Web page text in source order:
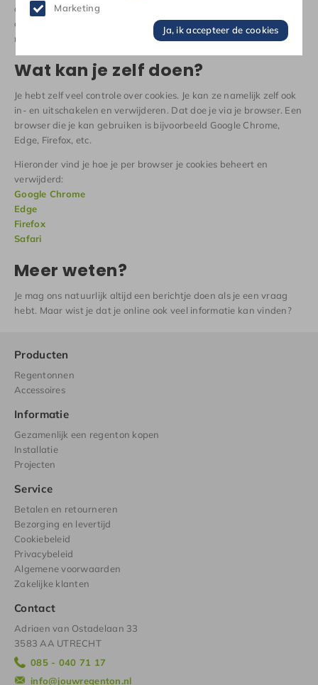
Marketing
Ja, ik accepteer de cookies
afkomstig van Facebook of Instagram. Zij plaatsen hiermee ook
cookies. Lees hiervoor de cookieverklaring van deze partijen voor
meer informatie.
Wat kan je zelf doen?
Je hebt zelf veel controle over cookies. Je kan ze namelijk zelf ook
in- en uitschakelen en verwijderen. Dat doe je via je browser. Een
browser die je kan gebruiken is bijvoorbeeld Google Chrome,
Edge, Firefox, etc.
Hieronder vind je hoe je per browser je cookies beheert en
verwijderd:
Google Chrome
Edge
Firefox
Safari
Meer weten?
Je mag ons natuurlijk altijd een berichtje doen als je een vraag
hebt. Maar wist je dat je online ook veel informatie kan vinden?
Producten
Regentonnen
Accessoires
Informatie
Gezamenlijk een regenton kopen
Installatie
Projecten
Service
Betalen en retourneren
Bezorging en levertijd
Cookiebeleid
Privacybeleid
Algemene voorwaarden
Zakelijke klanten
Contact
Adriaen van Ostadelaan 33
3583 AA UTRECHT
085 - 040 71 17
info@jouwregenton.nl